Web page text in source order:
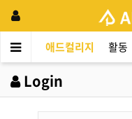
애드컬리지 활동
Login